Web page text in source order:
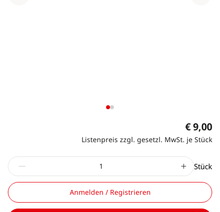
€ 9,00
Listenpreis zzgl. gesetzl. MwSt. je Stück
Stück
Anmelden / Registrieren